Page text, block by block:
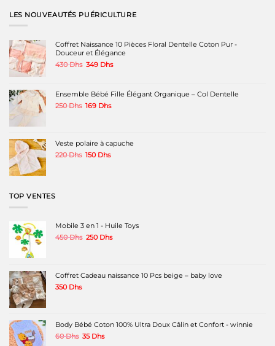
LES NOUVEAUTÉS PUÉRICULTURE
Coffret Naissance 10 Pièces Floral Dentelle Coton Pur -
Douceur et Élégance
430Dhs Le
était :
430 Dhs.
349 DhsLe
est :
349 Dhs.
Ensemble Bébé Fille Élégant Organique – Col Dentelle
250Dhs Le
250 Dhs.
169 DhsLe
169 Dhs.
Veste polaire à capuche
220Dhs Le
150 DhsLe
TOP VENTES
Mobile 3 en 1 - Huile Toys
450Dhs Le
450 Dhs.
250 DhsLe
250 Dhs.
Coffret Cadeau naissance 10 Pcs beige – baby love
350 Dhs
Body Bébé Coton 100% Ultra Doux Câlin et Confort - winnie
60Dhs Le
35 DhsLe